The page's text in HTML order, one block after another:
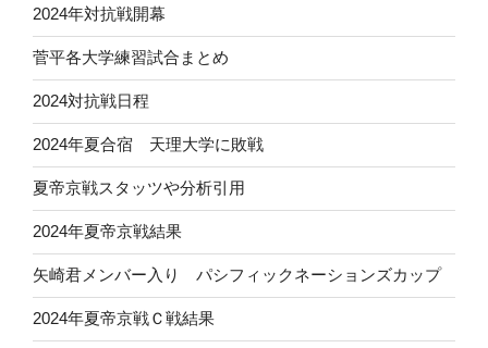
2024年対抗戦開幕
菅平各大学練習試合まとめ
2024対抗戦日程
2024年夏合宿 天理大学に敗戦
夏帝京戦スタッツや分析引用
2024年夏帝京戦結果
矢崎君メンバー入り パシフィックネーションズカップ
2024年夏帝京戦Ｃ戦結果